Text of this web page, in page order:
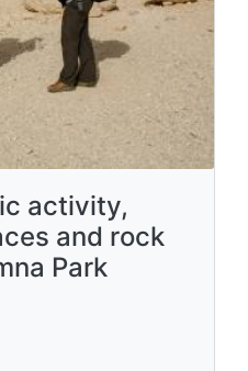
activity,
and rock
Park